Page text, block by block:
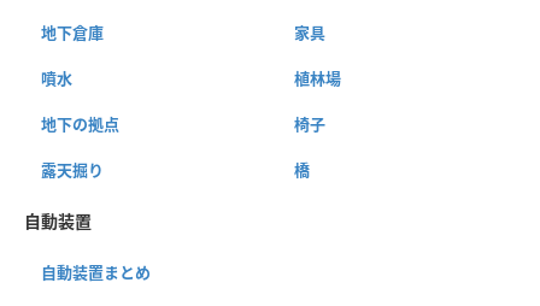
地下倉庫 家具
噴水 植林場
地下の拠点 椅子
露天掘り 橋
自動装置
自動装置まとめ